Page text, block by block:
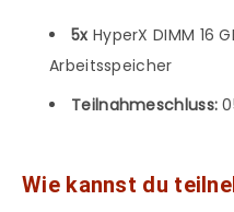
5x HyperX DIMM 16
Arbeitsspeicher
Teilnahmeschluss:
Wie kannst du